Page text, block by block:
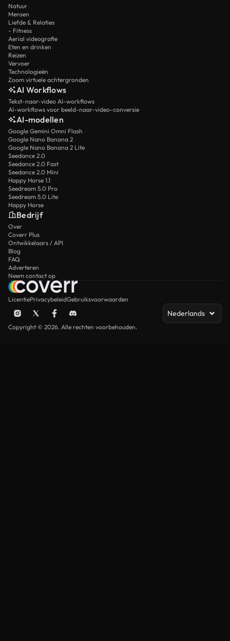
Natuur
Mensen
Liefde & Relaties
- Fitness
Aerial videografie
Eten en drinken
Reizen
Vervoer
Technologieën
Zoom virtuele achtergronden
AI Workflows
Tekst-naar-video AI-workflows
AI-workflows voor beeld-naar-video-conversie
AI-modellen
Google Gemini Omni Flash
Google Nano Banana 2
Google Nano Banana 2 Lite
Seedance 2.0
Seedance 2.0 Fast
Seedance 2.0 Mini
Happy Horse 1.1
Seedream 5.0 Pro
Seedream 5.0 Lite
Happy Horse
Bedrijf
Over
Coverr Plus
Ontwikkelaars / API
Blog
FAQ
Adverteren
Neem contact op
LicentiePrivacybeleidGebruiksvoorwaarden
Nederlands
Copyright © 2026. Alle rechten voorbehouden.